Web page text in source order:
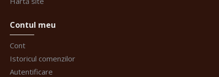
Contul meu
Cont
Istoricul comenzilor
Autentificare